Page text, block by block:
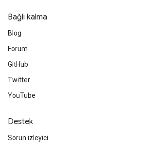
Bağlı kalma
Blog
Forum
GitHub
Twitter
YouTube
Destek
Sorun izleyici